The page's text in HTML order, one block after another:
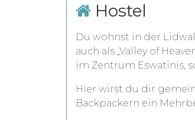
Hostel
Du wohnst in der
auch als „Valley of
im Zentrum Eswatinis,
Hier wirst du dir
Backpackern ein